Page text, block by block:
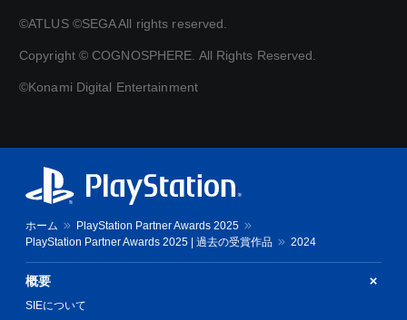
©ATLUS ©SEGA All rights reserved.
Copyright © COGNOSPHERE. All Rights Reserved.
©Konami Digital Entertainment
ホーム
PlayStation Partner Awards 2025
PlayStation Partner Awards 2025 | 過去の受賞作品
2024
概要
SIEについて